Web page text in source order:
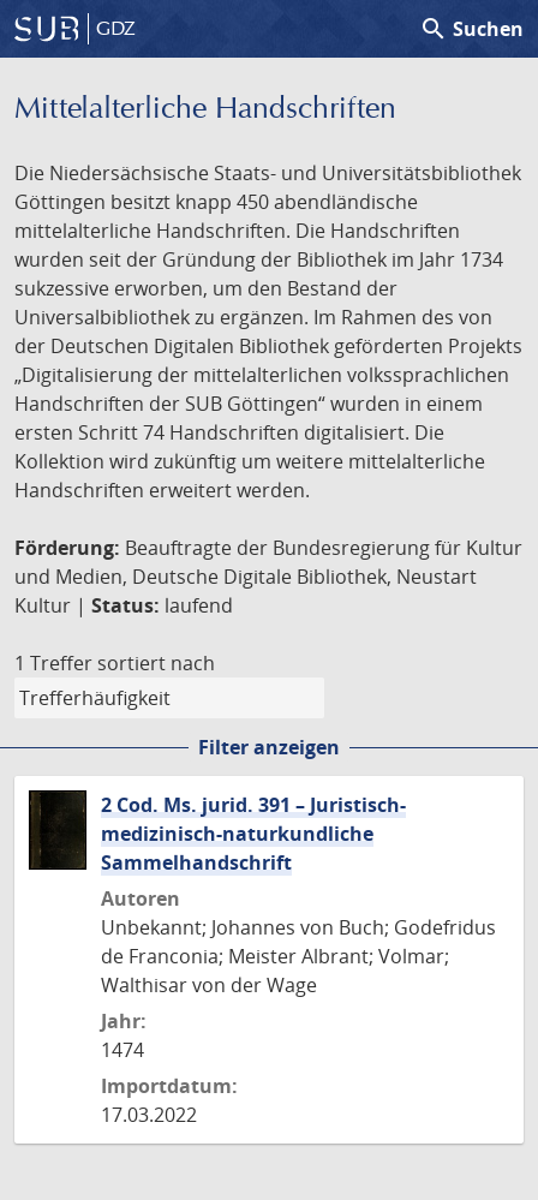
GDZ search Suchen
Mittelalterliche Handschriften
Die Niedersächsische Staats- und Universitätsbibliothek
Göttingen besitzt knapp 450 abendländische
mittelalterliche Handschriften. Die Handschriften
wurden seit der Gründung der Bibliothek im Jahr 1734
sukzessive erworben, um den Bestand der
Universalbibliothek zu ergänzen. Im Rahmen des von
der Deutschen Digitalen Bibliothek geförderten Projekts
„Digitalisierung der mittelalterlichen volkssprachlichen
Handschriften der SUB Göttingen“ wurden in einem
ersten Schritt 74 Handschriften digitalisiert. Die
Kollektion wird zukünftig um weitere mittelalterliche
Handschriften erweitert werden.
Förderung: Beauftragte der Bundesregierung für Kultur
und Medien, Deutsche Digitale Bibliothek, Neustart
Kultur | Status: laufend
1 Treffer sortiert nach
Filter anzeigen
2 Cod. Ms. jurid. 391 – Juristisch-
medizinisch-naturkundliche
Sammelhandschrift
Autoren
Unbekannt; Johannes von Buch; Godefridus
de Franconia; Meister Albrant; Volmar;
Walthisar von der Wage
Jahr:
1474
Importdatum:
17.03.2022